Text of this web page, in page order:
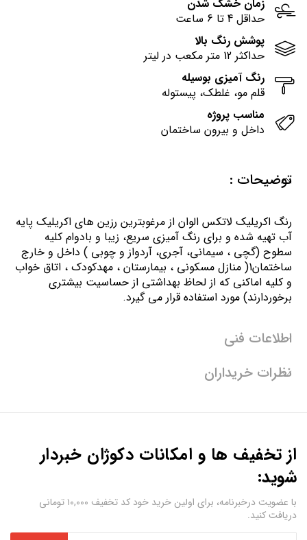
زمان خشک شدن
حداقل 4 تا 6 ساعت
پوشش رنگ بالا
حداکثر 12 متر مکعب در لیتر
رنگ آمیزی بوسیله
قلم مو، غلطک، پیستوله
مناسب پروژه
داخل و بیرون ساختمان
توضیحات :
رنگ اكريليك لاتكس الوان از مرغوبترين رزين هاي اكريليك پايه
آب تهيه شده و برای رنگ آمیزی سریع، زیبا و بادوام کلیه
سطوح (گچی ، سیمانی، آجری، آردواز و چوبی ) داخل و خارج
ساختمان1( منازل مسكوني ، بيمارستان ، مهدكودك ، اتاق خواب
و كليه اماكني كه از لحاظ بهداشتي از حساسيت بيشتري
برخوردارند) مورد استفاده قرار می گیرد.
اطلاعات فنی
نظرات خریداران
از تخفیف ها و امکانات دکوژان خبردار
شوید:
با عضویت درخبرنامه، برای اولین خرید خود کد تخفیف ۱۰,۰۰۰ تومانی
دریافت کنید.